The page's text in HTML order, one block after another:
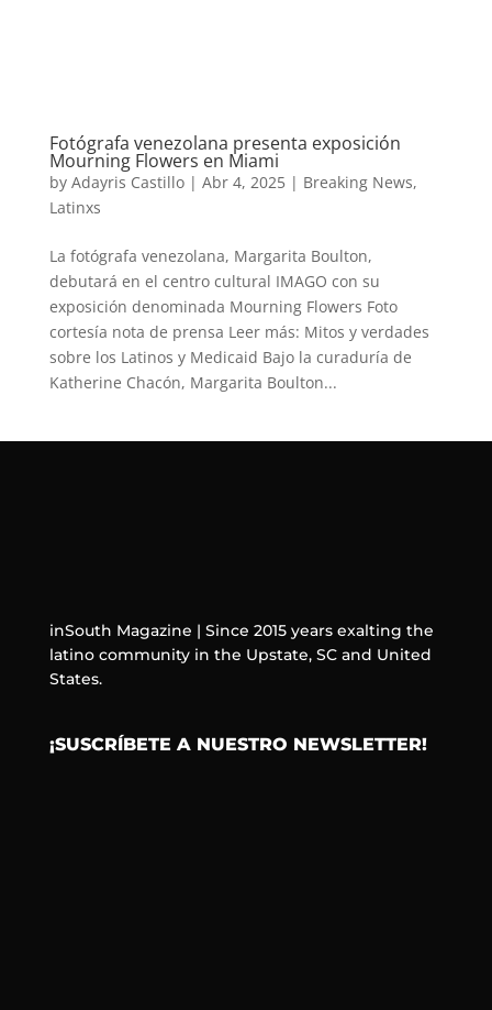
Fotógrafa venezolana presenta exposición
Mourning Flowers en Miami
by Adayris Castillo| Abr 4, 2025| Breaking News,
Latinxs
La fotógrafa venezolana, Margarita Boulton,
debutará en el centro cultural IMAGO con su
exposición denominada Mourning Flowers Foto
cortesía nota de prensa Leer más: Mitos y verdades
sobre los Latinos y Medicaid Bajo la curaduría de
Katherine Chacón, Margarita Boulton...
inSouth Magazine | Since 2015 years exalting the
latino community in the Upstate, SC and United
States.
¡SUSCRÍBETE A NUESTRO NEWSLETTER!